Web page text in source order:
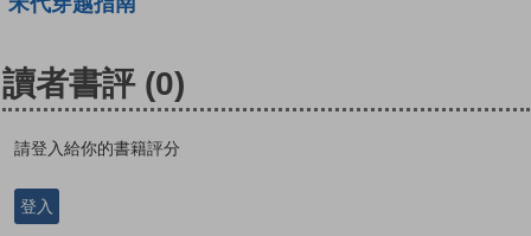
讀者書評 (0)
請登入給你的書籍評分
登入